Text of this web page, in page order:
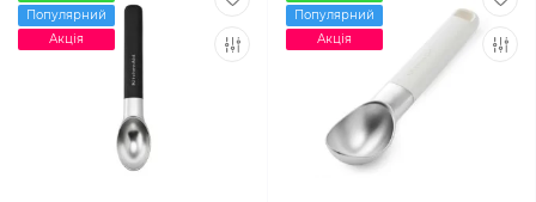
Популярний
Акція
Популярний
Акція